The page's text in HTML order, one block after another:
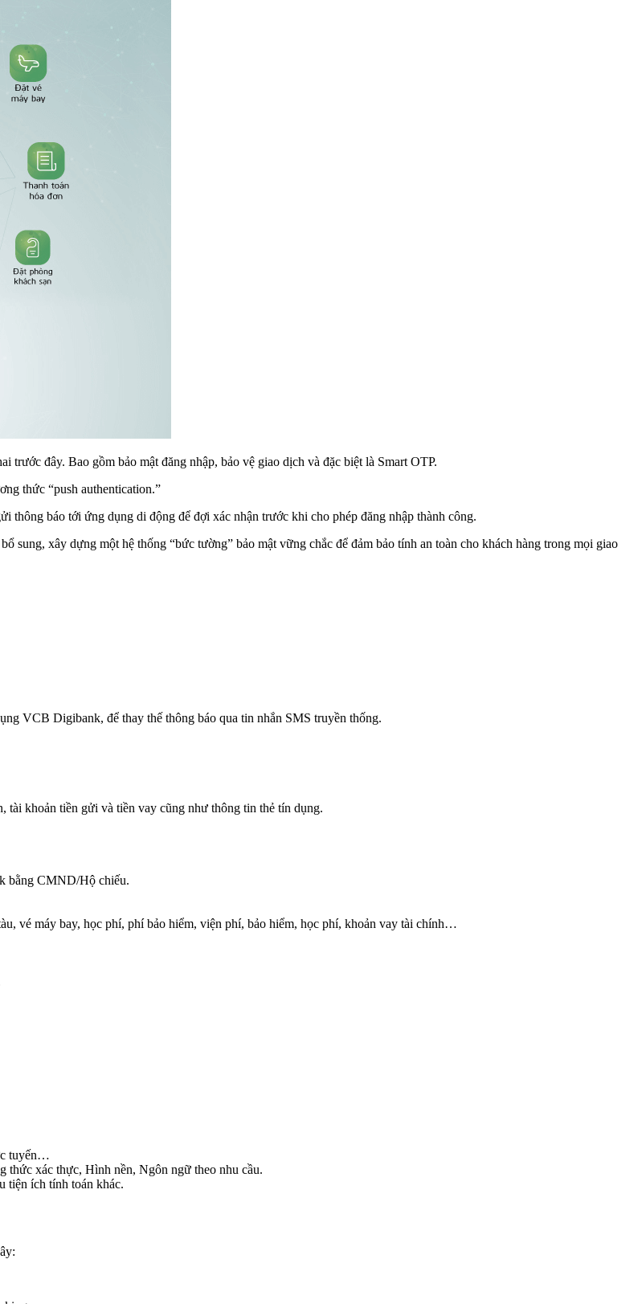
đây. Bao gồm bảo mật đăng nhập, bảo vệ giao dịch và đặc biệt là Smart OTP.
thức “push authentication.”
thông báo tới ứng dụng di động để đợi xác nhận trước khi cho phép đăng nhập thành công.
sung, xây dựng một hệ thống “bức tường” bảo mật vững chắc để đảm bảo tính an toàn cho khách hàng trong mọi giao
VCB Digibank, để thay thế thông báo qua tin nhắn SMS truyền thống.
tài khoản tiền gửi và tiền vay cũng như thông tin thẻ tín dụng.
bằng CMND/Hộ chiếu.
vé máy bay, học phí, phí bảo hiểm, viện phí, bảo hiểm, học phí, khoản vay tài chính…
tuyến…
thức xác thực, Hình nền, Ngôn ngữ theo nhu cầu.
tiện ích tính toán khác.